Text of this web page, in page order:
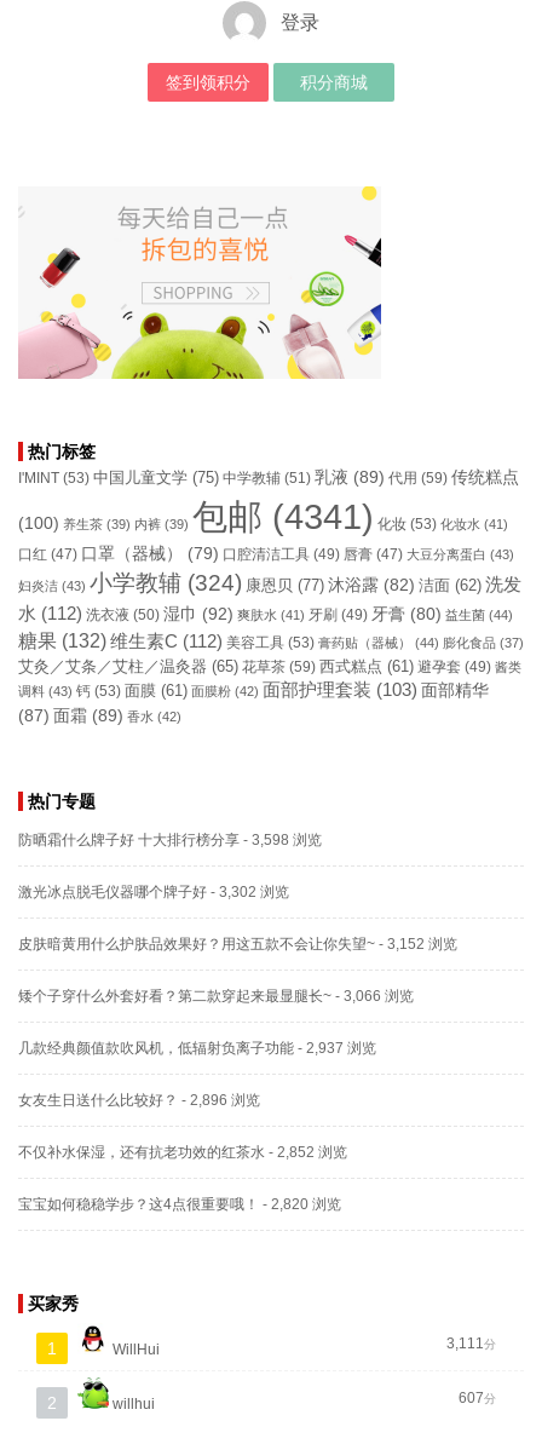
登录
签到领积分 积分商城
热门标签
I'MINT (53) 中国儿童文学 (75) 中学教辅 (51) 乳液 (89) 代用 (59) 传统糕点
(100) 养生茶 (39) 内裤 (39) 包邮 (4341) 化妆 (53) 化妆水 (41)
口红 (47) 口罩（器械） (79) 口腔清洁工具 (49) 唇膏 (47) 大豆分离蛋白 (43)
妇炎洁 (43) 小学教辅 (324) 康恩贝 (77) 沐浴露 (82) 洁面 (62) 洗发
水 (112) 洗衣液 (50) 湿巾 (92) 爽肤水 (41) 牙刷 (49) 牙膏 (80) 益生菌 (44)
糖果 (132)维生素C (112) 美容工具 (53) 膏药贴（器械） (44) 膨化食品 (37)
艾灸／艾条／艾柱／温灸器 (65) 花草茶 (59) 西式糕点 (61) 避孕套 (49) 酱类
调料 (43) 钙 (53) 面膜 (61) 面膜粉 (42) 面部护理套装 (103) 面部精华
(87) 面霜 (89) 香水 (42)
热门专题
防晒霜什么牌子好 十大排行榜分享 - 3,598 浏览
激光冰点脱毛仪器哪个牌子好 - 3,302 浏览
皮肤暗黄用什么护肤品效果好？用这五款不会让你失望~ - 3,152 浏览
矮个子穿什么外套好看？第二款穿起来最显腿长~ - 3,066 浏览
几款经典颜值款吹风机，低辐射负离子功能 - 2,937 浏览
女友生日送什么比较好？ - 2,896 浏览
不仅补水保湿，还有抗老功效的红茶水 - 2,852 浏览
宝宝如何稳稳学步？这4点很重要哦！ - 2,820 浏览
买家秀
1 WillHui 3,111分
2 willhui 607分